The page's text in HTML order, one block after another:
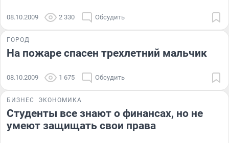
08.10.2009 2 330 Обсудить
ГОРОД
На пожаре спасен трехлетний мальчик
08.10.2009 1 675 Обсудить
БИЗНЕС ЭКОНОМИКА
Студенты все знают о финансах, но не
умеют защищать свои права